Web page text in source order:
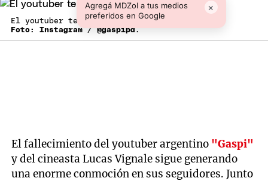
Agregá MDZol a tus medios
preferidos en Google
×
El youtuber tenía 23 años.
Foto: Instagram / @gaspipd.
El fallecimiento del youtuber argentino "Gaspi"
y del cineasta Lucas Vignale sigue generando
una enorme conmoción en sus seguidores. Junto